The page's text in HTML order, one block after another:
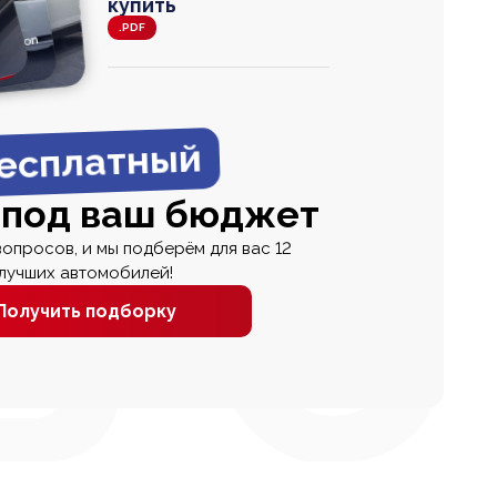
000
купить
.PDF
ваш бюджет
и мы подберём для вас 12
автомобилей!
подборку